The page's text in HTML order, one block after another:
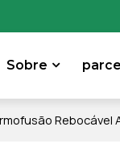
Sobre
Rebocável